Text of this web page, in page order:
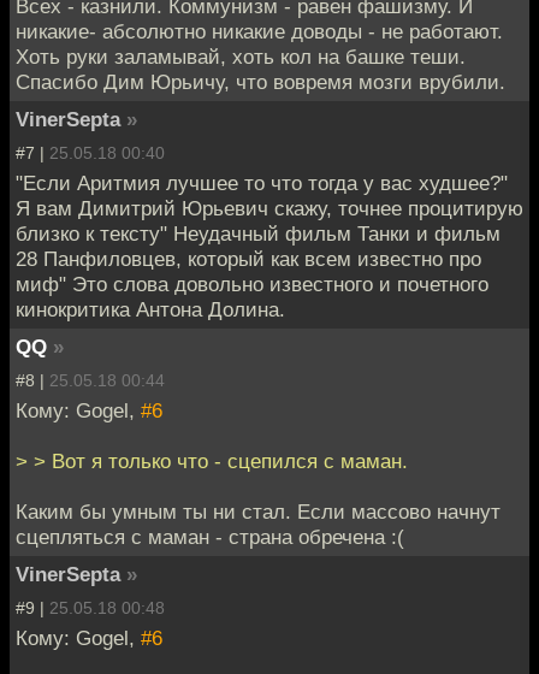
Всех - казнили. Коммунизм - равен фашизму. И
никакие- абсолютно никакие доводы - не работают.
Хоть руки заламывай, хоть кол на башке теши.
Спасибо Дим Юрьичу, что вовремя мозги врубили.
VinerSepta »
#7 | 25.05.18 00:40
"Если Аритмия лучшее то что тогда у вас худшее?"
Я вам Димитрий Юрьевич скажу, точнее процитирую
близко к тексту" Неудачный фильм Танки и фильм
28 Панфиловцев, который как всем известно про
миф" Это слова довольно известного и почетного
кинокритика Антона Долина.
QQ »
#8 | 25.05.18 00:44
Кому: Gogel, #6
> > Вот я только что - сцепился с маман.
Каким бы умным ты ни стал. Если массово начнут
сцепляться с маман - страна обречена :(
VinerSepta »
#9 | 25.05.18 00:48
Кому: Gogel, #6